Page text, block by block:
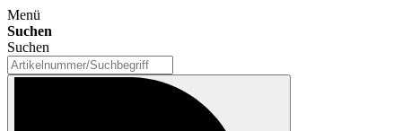
Menü
Suchen
Suchen